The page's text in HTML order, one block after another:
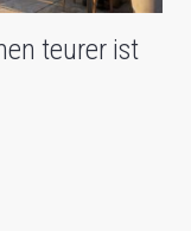
teurer ist